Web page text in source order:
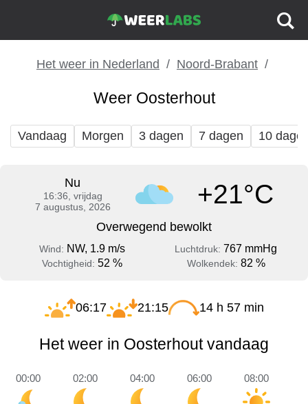
Het weer in Nederland Noord-Brabant
Weer Oosterhout
Vandaag Morgen 3 dagen 7 dagen 10
Nu
16:36, vrijdag
7 augustus, 2026
+21°C
Overwegend bewolkt
Wind: NW, 1.9 m/s Luchtdruk: 767 mmHg
Vochtigheid: 52 % Wolkendek: 82 %
06:17 21:15 14 h 57 min
Het weer in Oosterhout vandaag
00:00 02:00 04:00 06:00 08:00